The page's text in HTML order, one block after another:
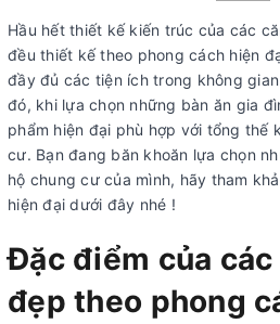
Hầu hết thiết kế kiến trúc của các
đều thiết kế theo phong cách hiện
đầy đủ các tiện ích trong không
đó, khi lựa chọn những bàn ăn gia
phẩm hiện đại phù hợp với tổng thế
cư. Bạn đang băn khoăn lựa chọn
hộ chung cư của mình, hãy tham
hiện đại dưới đây nhé !
Đặc điểm của các
đẹp theo phong